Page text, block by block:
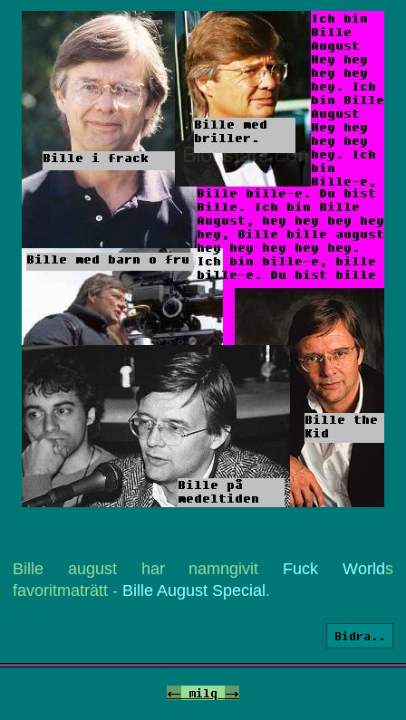
Bille august har namngivit Fuck Worlds
favoritmaträtt - Bille August Special .
Bidra..
<- milq ->